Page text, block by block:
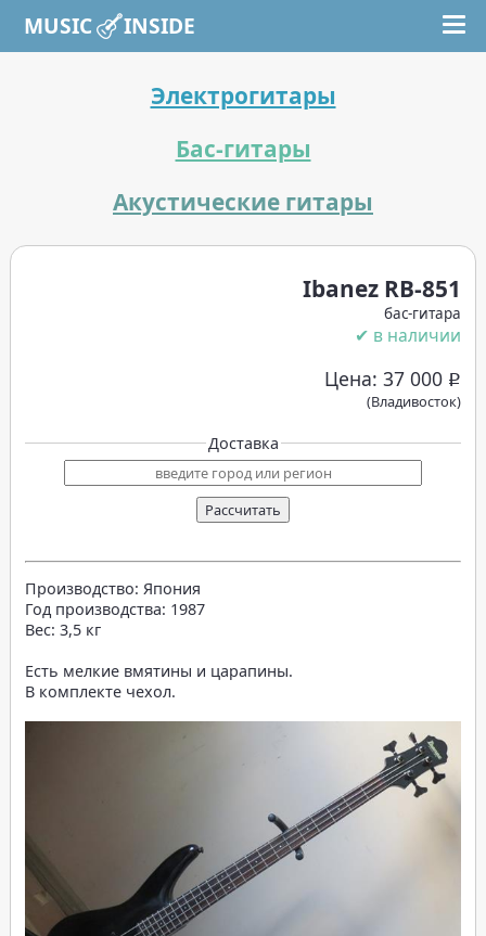
Электрогитары
Бас-гитары
Акустические гитары
Ibanez RB-851
бас-гитара
✔ в наличии
Цена: 37 000 Р
(Владивосток)
Доставка
Производство: Япония
Год производства: 1987
Вес: 3,5 кг
Есть мелкие вмятины и царапины.
В комплекте чехол.
MUSIC INSIDE